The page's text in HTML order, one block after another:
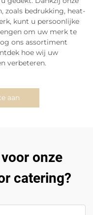
zoals bedrukking, heat-
kunt u persoonlijke
om uw merk te
ons assortiment
hoe wij uw
verbeteren.
aan
onze
catering?